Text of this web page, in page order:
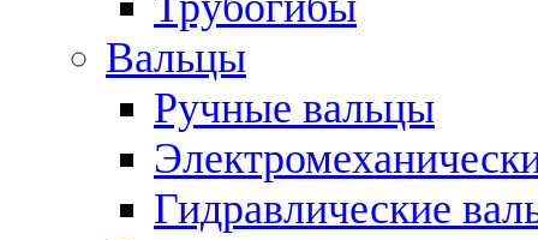
Вальцы
Ручные вальцы
Гидравлические